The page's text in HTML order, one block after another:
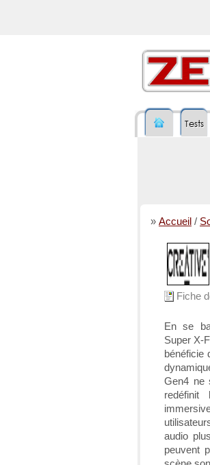
Tests
» Accueil /
Fiche
En se
Super X-
bénéficie
Gen4 ne
redéfinit
audio
peuvent